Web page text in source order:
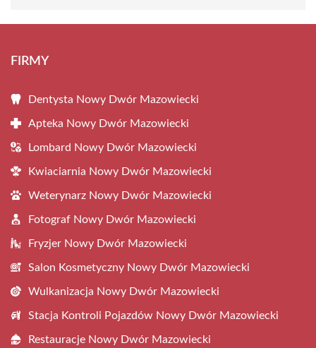
FIRMY
Dentysta Nowy Dwór Mazowiecki
Apteka Nowy Dwór Mazowiecki
Lombard Nowy Dwór Mazowiecki
Kwiaciarnia Nowy Dwór Mazowiecki
Weterynarz Nowy Dwór Mazowiecki
Fotograf Nowy Dwór Mazowiecki
Fryzjer Nowy Dwór Mazowiecki
Salon Kosmetyczny Nowy Dwór Mazowiecki
Wulkanizacja Nowy Dwór Mazowiecki
Stacja Kontroli Pojazdów Nowy Dwór Mazowiecki
Restauracje Nowy Dwór Mazowiecki